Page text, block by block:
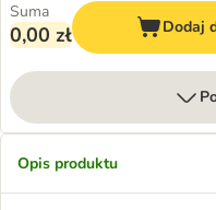
Suma
0,00 zł Dodaj
Opis produktu